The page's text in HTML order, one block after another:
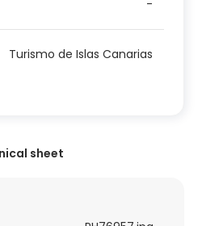
-
Turismo de Islas Canarias
sheet